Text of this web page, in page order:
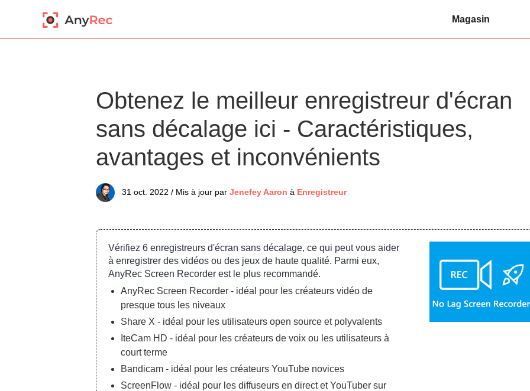
Magasin
Obtenez le meilleur enregistreur d'écran
sans décalage ici - Caractéristiques,
avantages et inconvénients
31 oct. 2022 / Mis à jour par Jenefey Aaron à Enregistreur
Vérifiez 6 enregistreurs d'écran sans décalage, ce qui peut vous aider
à enregistrer des vidéos ou des jeux de haute qualité. Parmi eux,
AnyRec Screen Recorder est le plus recommandé.
AnyRec Screen Recorder - idéal pour les créateurs vidéo de
presque tous les niveaux
Share X - idéal pour les utilisateurs open source et polyvalents
IteCam HD - idéal pour les créateurs de voix ou les utilisateurs à
court terme
Bandicam - idéal pour les créateurs YouTube novices
ScreenFlow - idéal pour les diffuseurs en direct et YouTuber sur